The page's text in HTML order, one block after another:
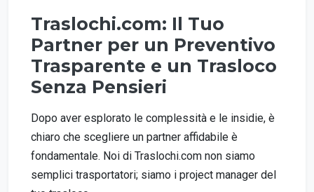
Traslochi.com: Il Tuo
Partner per un Preventivo
Trasparente e un Trasloco
Senza Pensieri
Dopo aver esplorato le complessità e le insidie, è
chiaro che scegliere un partner affidabile è
fondamentale. Noi di Traslochi.com non siamo
semplici trasportatori; siamo i project manager del